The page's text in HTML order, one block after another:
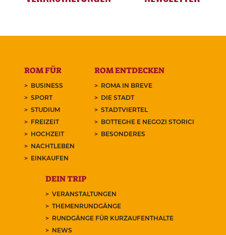
ROM FÜR
BUSINESS
SPORT
STUDIUM
FREIZEIT
HOCHZEIT
NACHTLEBEN
EINKAUFEN
ROM ENTDECKEN
ROMA IN BREVE
DIE STADT
STADTVIERTEL
BOTTEGHE E NEGOZI STORICI
BESONDERES
DEIN TRIP
VERANSTALTUNGEN
THEMENRUNDGÄNGE
RUNDGÄNGE FÜR KURZAUFENTHALTE
NEWS